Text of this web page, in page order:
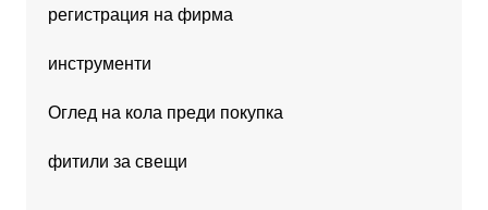
регистрация на фирма
инструменти
Оглед на кола преди покупка
фитили за свещи